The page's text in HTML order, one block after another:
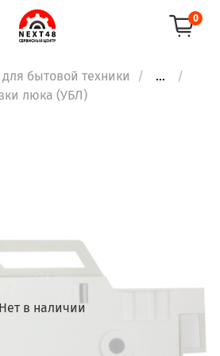
0
бытовой техники
...
люка (УБЛ)
Нет в наличии